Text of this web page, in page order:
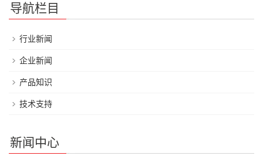
导航栏目
行业新闻
企业新闻
产品知识
技术支持
新闻中心